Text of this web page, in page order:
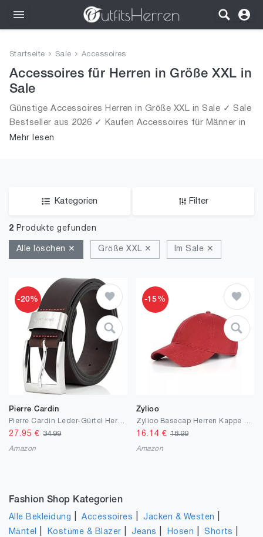
Bekleidung
Schuhe
Startseite Sale Accessoires
Accessoires für Herren in Größe XXL in
Sale
Günstige Accessoires Herren in Größe XXL in Sale ✓ Sale
Bestseller aus 2026 ✓ Kaufen Accessoires für Männer in
Größe XXL in Sale!
Mehr lesen
Kategorien Filter
2 Produkte gefunden
Alle löschen ✕ Größe XXL ✕ Im Sale ✕
-20%
Pierre Cardin
Pierre Cardin Leder-Gürtel Herren 40 mm breit, Gürtel Herren Vollledergürtel schwarz/braun
27.95 €34.99
Amazon
-15%
Zylioo
16.14 € 18.99
Amazon
Fashion Shop Kategorien
Alle Bekleidung |Accessoires |Jacken & Westen
Mäntel Kostüme & Blazer |Jeans Hosen |Shorts